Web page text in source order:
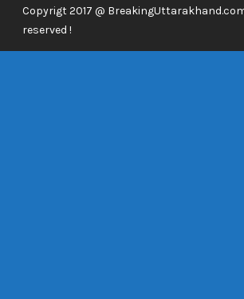
Copyrigt 2017 @
reserved !